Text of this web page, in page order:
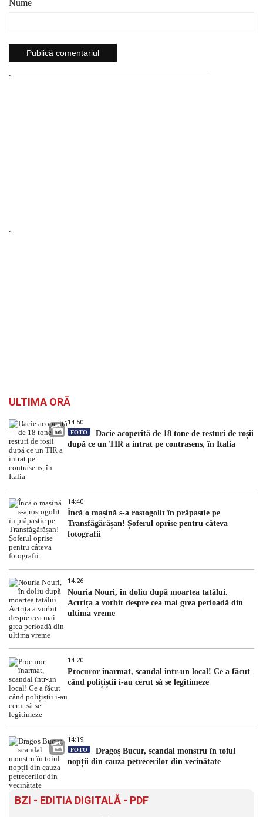
Nume
`
`
ULTIMA ORĂ
14:50
FOTO
Dacie acoperită de 18 tone de resturi de roșii
după ce un TIR a intrat pe contrasens, în Italia
14:40
Încă o mașină s-a rostogolit în prăpastie pe
Transfăgărășan! Șoferul oprise pentru câteva
fotografii
14:26
Nouria Nouri, în doliu după moartea tatălui.
Actrița a vorbit despre cea mai grea perioadă din
ultima vreme
14:20
Procuror înarmat, scandal într-un local! Ce a făcut
când polițiștii i-au cerut să se legitimeze
14:19
FOTO
Dragoș Bucur, scandal monstru în toiul
nopții din cauza petrecerilor din vecinătate
BZI - EDITIA DIGITALĂ - PDF